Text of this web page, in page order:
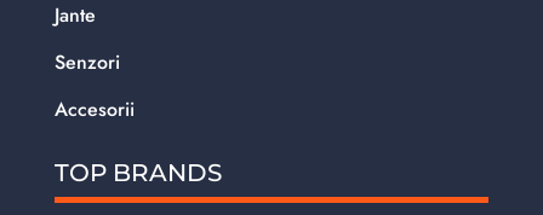
Jante
Senzori
Accesorii
TOP BRANDS